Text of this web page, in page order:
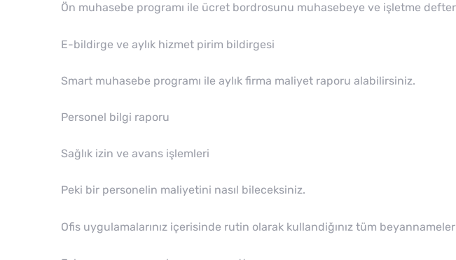
Ön muhasebe programı ile ücret bordrosunu muhasebeye ve işletme
E-bildirge ve aylık hizmet pirim bildirgesi
Smart muhasebe programı ile aylık firma maliyet raporu alabilirsiniz.
Personel bilgi raporu
Sağlık izin ve avans işlemleri
Peki bir personelin maliyetini nasıl bileceksiniz.
Ofis uygulamalarınız içerisinde rutin olarak kullandiğınız tüm